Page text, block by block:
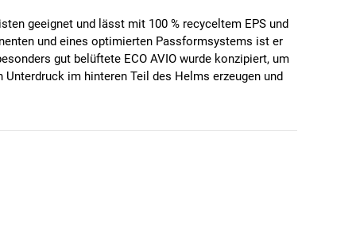
geeignet und lässt mit 100 % recyceltem EPS und
und eines optimierten Passformsystems ist er
gut belüftete ECO AVIO wurde konzipiert, um
im hinteren Teil des Helms erzeugen und
und eine optimierte Low-Profile-Form mit dem
dass der Luftwiderstand dank des Kamm Tails an
Frisuren. Eine neue Helm-Generation ohne
ermöglicht es Ihnen, den Helm mühelos